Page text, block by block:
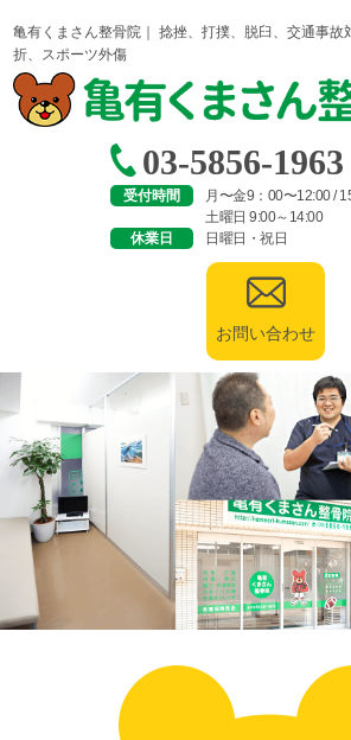
亀有くまさん整骨院｜ 捻挫、打撲、脱臼、交通事故
折、スポーツ外傷
03-5856-1963
受付時間
月〜金9：00〜12:00 /
土曜日 9:00～14:00
休業日
日曜日・祝日
お問い合わせ